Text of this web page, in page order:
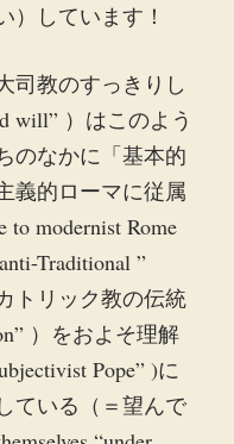
）しています！
司教のすっきりし
will” ）はこのよう
のなかに「基本的
義的ローマに従属
to modernist Rome
Traditional ”
トリック教の伝統
）をおよそ理解
Pope” )に
ている（＝望んで